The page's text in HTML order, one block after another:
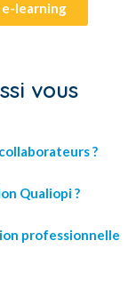
learning
vous
?
Qualiopi ?
professionnelle